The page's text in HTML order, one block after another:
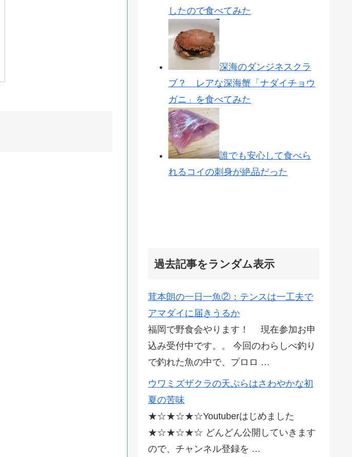
したので食べてみた
深海のダンジネスクラ
ブ？ レアな深海蟹「ナダイチョウ
ガニ」を食べてみた
誰でも安心して食べら
れるコイの刺身が絶品だった
過去記事をランダム表示
茸本朗の一日一魚②：テンスは一工夫で
アマダイに届きうるか
福岡で野食会やります！ 現在参加お申
込み受付中です。。 今回のわらしべ釣り
で釣れた魚の中で、プロロ …
ウワミズザクラの天ぷらはさわやかな初
夏の苦味
★☆★☆★☆Youtuberはじめました
★☆★☆★☆ どんどん公開していきます
ので、チャンネル登録を …